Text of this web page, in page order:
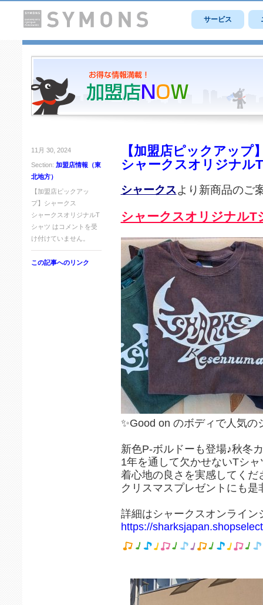
サービス
11月 30, 2024
Section: 加盟店情報（東
北地方）
【加盟店ピックアッ
プ】シャークス
シャークスオリジナルT
シャツ は コメントを受
け付けていません。
この記事へのリンク
【加盟店ピックアップ
シャークスオリジナル
シャークスより新商品のご
シャークスオリジナルT
✨Good on のボディで人気の
新色P-ボルドーも登場♪秋冬
1年を通して欠かせないTシャ
着心地の良さを実感してくだ
クリスマスプレゼントにも是
詳細はシャークスオンライン
https://